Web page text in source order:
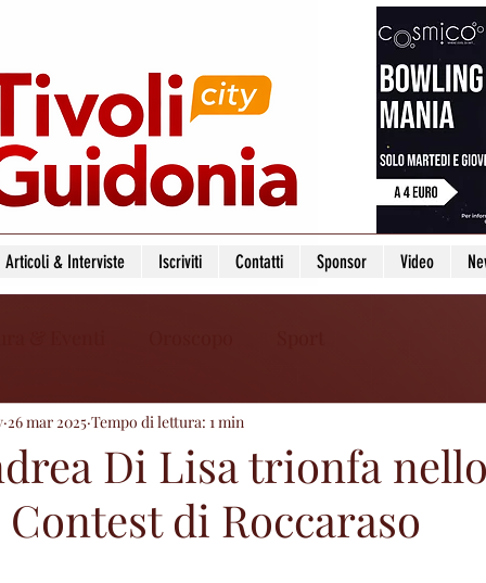
Articoli & Interviste Iscriviti Contatti Sponsor Video
Di Lisa trionfa
di Roccaraso
26 mar 2025 Tempo di lettura: 1 min